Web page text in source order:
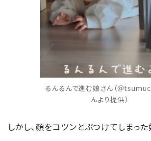
るんるんで進む娘さん（＠
んより提供）
しかし、顔をコツンとぶつけてしまった